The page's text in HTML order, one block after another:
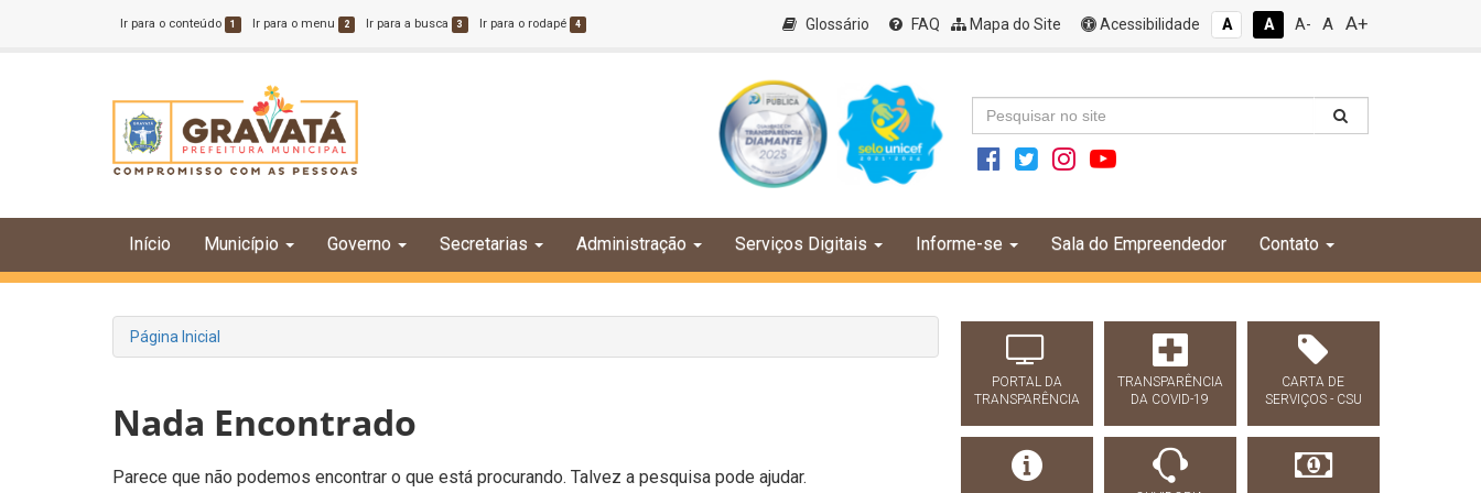
Ir para o conteúdo 1 Ir para o menu 2 Ir para a busca 3 Ir para o rodapé 4 Glossário FAQ Mapa do Site Acessibilidade A A A- A A+
Início Município Governo Secretarias Administração Serviços Digitais Informe-se Sala do Empreendedor Contato
Página Inicial
Nada Encontrado
Parece que não podemos encontrar o que está procurando. Talvez a pesquisa pode ajudar.
PORTAL DA
TRANSPARÊNCIA
TRANSPARÊNCIA
DA COVID-19
CARTA DE
SERVIÇOS - CSU